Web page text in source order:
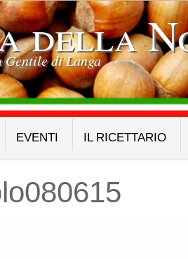
della
Gentile di Langa
EVENTI IL RICETTARIO